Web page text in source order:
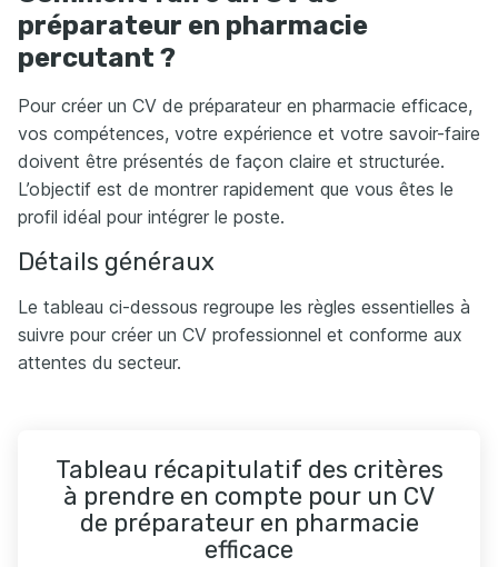
préparateur en pharmacie
percutant ?
Pour créer un CV de préparateur en pharmacie efficace,
vos compétences, votre expérience et votre savoir-faire
doivent être présentés de façon claire et structurée.
L’objectif est de montrer rapidement que vous êtes le
profil idéal pour intégrer le poste.
Détails généraux
Le tableau ci-dessous regroupe les règles essentielles à
suivre pour créer un CV professionnel et conforme aux
attentes du secteur.
Tableau récapitulatif des critères
à prendre en compte pour un CV
de préparateur en pharmacie
efficace